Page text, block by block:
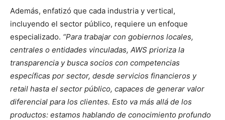
Además, enfatizó que cada industria y vertical,
incluyendo el sector público, requiere un enfoque
especializado. “Para trabajar con gobiernos locales,
centrales o entidades vinculadas, AWS prioriza la
transparencia y busca socios con competencias
específicas por sector, desde servicios financieros y
retail hasta el sector público, capaces de generar valor
diferencial para los clientes. Esto va más allá de los
productos: estamos hablando de conocimiento profundo